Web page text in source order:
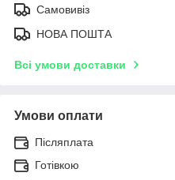
Самовивіз
НОВА ПОШТА
Всі умови доставки
Умови оплати
Післяплата
Готівкою